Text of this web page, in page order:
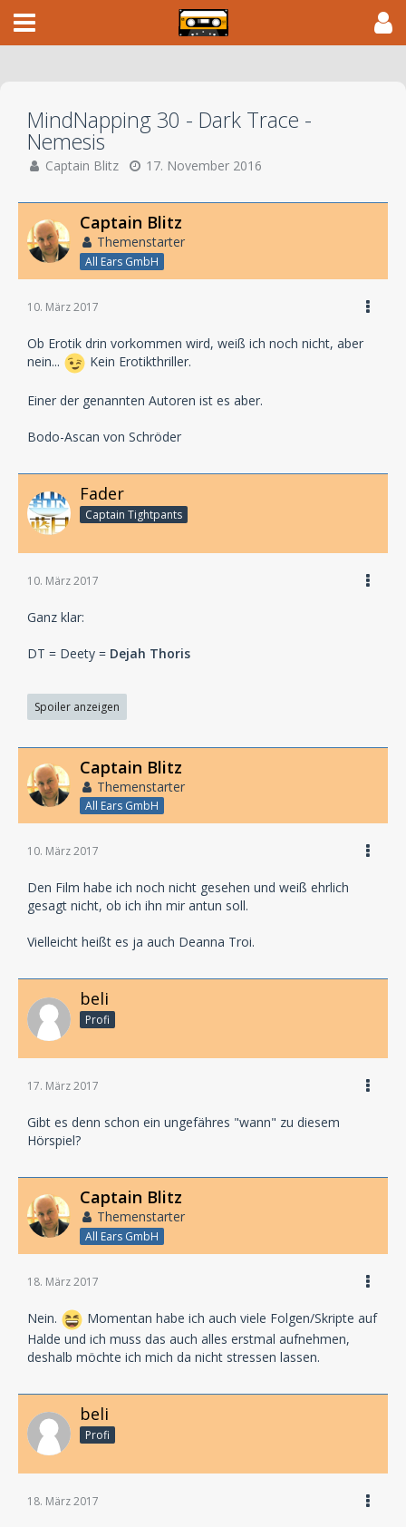
MindNapping 30 - Dark Trace -
Nemesis
Captain Blitz 17. November 2016
Captain Blitz
Themenstarter
All Ears GmbH
10. März 2017
Ob Erotik drin vorkommen wird, weiß ich noch nicht, aber
nein...
Kein Erotikthriller.
Einer der genannten Autoren ist es aber.
Bodo-Ascan von Schröder
Fader
Captain Tightpants
10. März 2017
Ganz klar:
DT = Deety = Dejah Thoris
Spoiler anzeigen
Captain Blitz
Themenstarter
All Ears GmbH
10. März 2017
Den Film habe ich noch nicht gesehen und weiß ehrlich
gesagt nicht, ob ich ihn mir antun soll.
Vielleicht heißt es ja auch Deanna Troi.
beli
Profi
17. März 2017
Gibt es denn schon ein ungefähres "wann" zu diesem
Hörspiel?
Captain Blitz
Themenstarter
All Ears GmbH
18. März 2017
Nein.
Momentan habe ich auch viele Folgen/Skripte auf
Halde und ich muss das auch alles erstmal aufnehmen,
deshalb möchte ich mich da nicht stressen lassen.
beli
Profi
18. März 2017